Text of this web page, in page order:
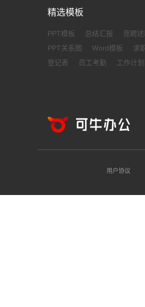
精选模板
PPT模板 总结汇报 竞聘
PPT关系图
Word模板 求
登记表
员工考勤 工作计划
用户协议